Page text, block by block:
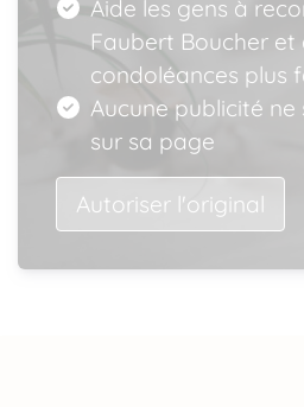
Aide les gens à
Faubert Boucher et
condoléances plus
Aucune publicité
sur sa page
Autoriser l'original